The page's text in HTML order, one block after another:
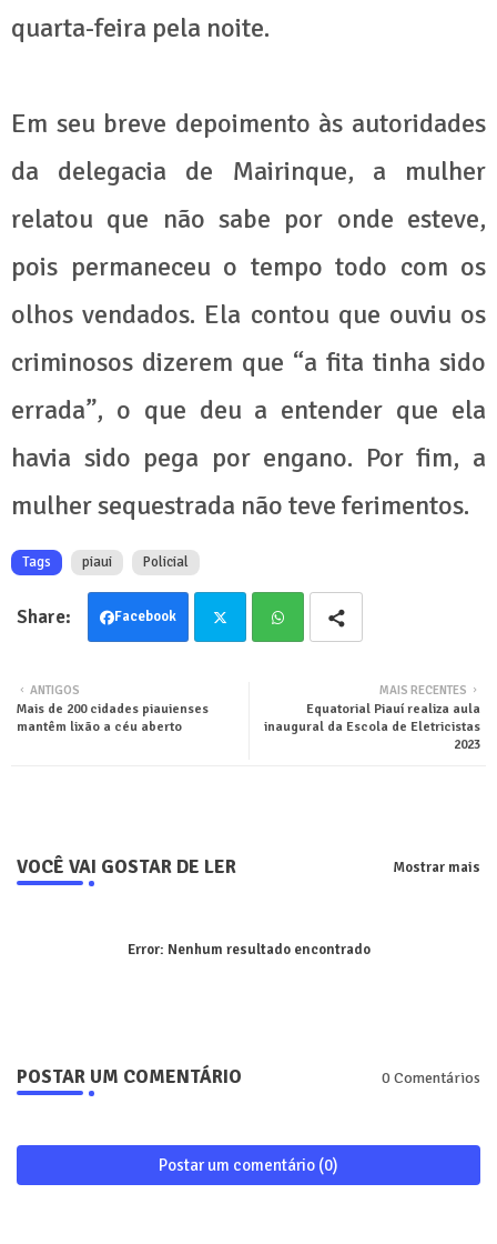
quarta-feira pela noite.
Em seu breve depoimento às autoridades
da delegacia de Mairinque, a mulher
relatou que não sabe por onde esteve,
pois permaneceu o tempo todo com os
olhos vendados. Ela contou que ouviu os
criminosos dizerem que “a fita tinha sido
errada”, o que deu a entender que ela
havia sido pega por engano. Por fim, a
mulher sequestrada não teve ferimentos.
Tags piaui Policial
Facebook
MAIS RECENTES
Equatorial Piauí realiza aula
inaugural da Escola de Eletricistas
2023
ANTIGOS
Mais de 200 cidades piauienses
mantêm lixão a céu aberto
VOCÊ VAI GOSTAR DE LER Mostrar mais
Error: Nenhum resultado encontrado
POSTAR UM COMENTÁRIO 0 Comentários
Postar um comentário (0)